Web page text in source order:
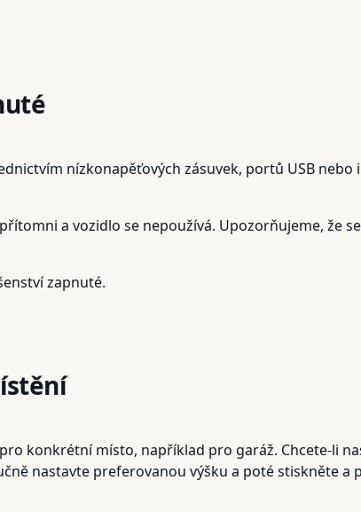
nízkonapěťových zásuvek, portů USB nebo
a vozidlo se nepoužívá. Upozorňujeme, že
zapnuté.
konkrétní místo, například pro garáž. Chcete-li
nastavte preferovanou výšku a poté stiskněte a